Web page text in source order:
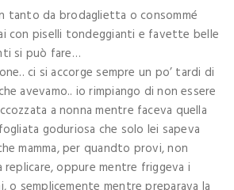
tanto da brodaglietta o consommé
con piselli tondeggianti e favette belle
si può fare…
ci si accorge sempre un po’ tardi di
avevamo.. io rimpiango di non essere
a nonna mentre faceva quella
goduriosa che solo lei sapeva
mamma, per quandto provi, non
replicare, oppure mentre friggeva i